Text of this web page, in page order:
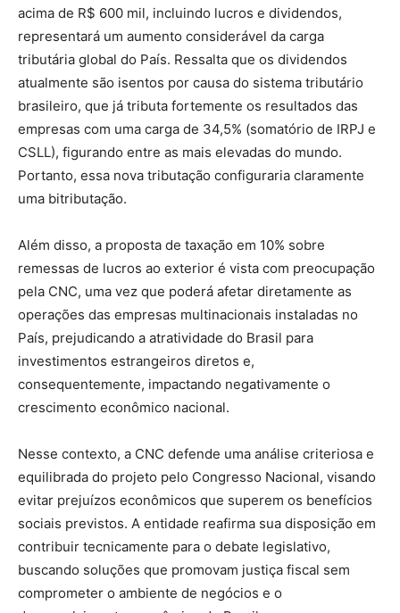
acima de R$ 600 mil, incluindo lucros e dividendos,
representará um aumento considerável da carga
tributária global do País. Ressalta que os dividendos
atualmente são isentos por causa do sistema tributário
brasileiro, que já tributa fortemente os resultados das
empresas com uma carga de 34,5% (somatório de IRPJ e
CSLL), figurando entre as mais elevadas do mundo.
Portanto, essa nova tributação configuraria claramente
uma bitributação.
Além disso, a proposta de taxação em 10% sobre
remessas de lucros ao exterior é vista com preocupação
pela CNC, uma vez que poderá afetar diretamente as
operações das empresas multinacionais instaladas no
País, prejudicando a atratividade do Brasil para
investimentos estrangeiros diretos e,
consequentemente, impactando negativamente o
crescimento econômico nacional.
Nesse contexto, a CNC defende uma análise criteriosa e
equilibrada do projeto pelo Congresso Nacional, visando
evitar prejuízos econômicos que superem os benefícios
sociais previstos. A entidade reafirma sua disposição em
contribuir tecnicamente para o debate legislativo,
buscando soluções que promovam justiça fiscal sem
comprometer o ambiente de negócios e o